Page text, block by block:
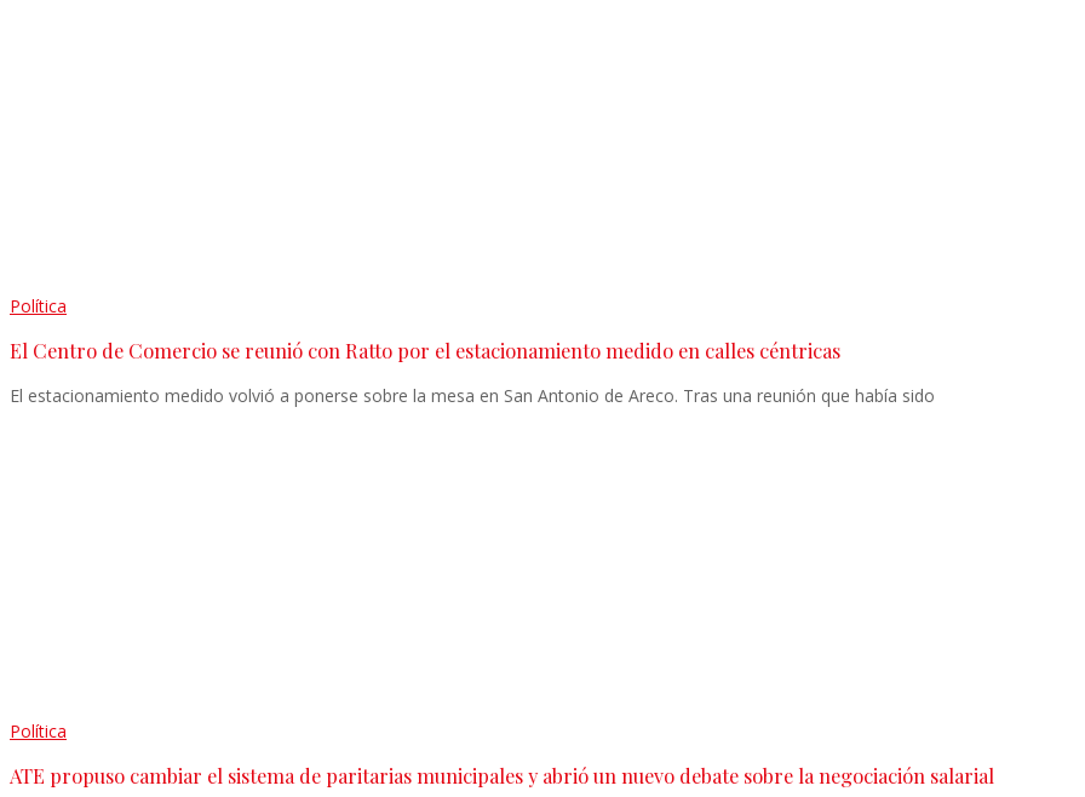
Política
El Centro de Comercio se reunió con Ratto por el estacionamiento medido en calles céntricas
El estacionamiento medido volvió a ponerse sobre la mesa en San Antonio de Areco. Tras una reunión que había sido
Política
ATE propuso cambiar el sistema de paritarias municipales y abrió un nuevo debate sobre la negociación salarial